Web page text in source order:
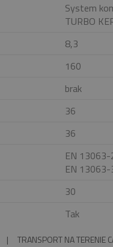
System
TURBO
8,3
160
brak
36
36
EN
EN
30
Tak
| TRANSPORT NA TERENIE